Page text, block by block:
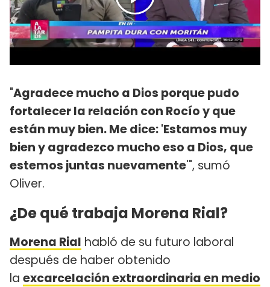
"Agradece mucho a Dios porque pudo
fortalecer la relación con Rocío y que
están muy bien. Me dice: 'Estamos muy
bien y agradezco mucho eso a Dios, que
estemos juntas nuevamente'", sumó
Oliver.
¿De qué trabaja Morena Rial?
Morena Rial habló de su futuro laboral
después de haber obtenido
la excarcelación extraordinaria en medio